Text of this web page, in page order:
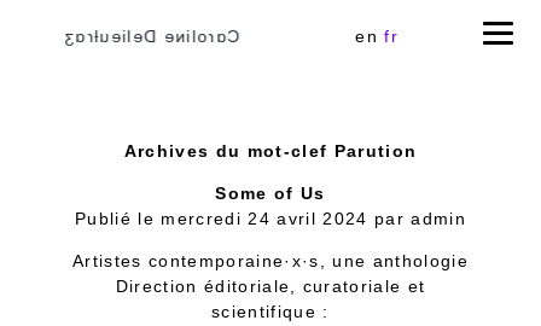
Cɑɾoliɴe Delieuƚɾɑʒ en fr
Archives du mot-clef Parution
Some of Us
Publié le mercredi 24 avril 2024 paradmin
Artistes contemporaine·x·s, une anthologie
Direction éditoriale, curatoriale et
scientifique :